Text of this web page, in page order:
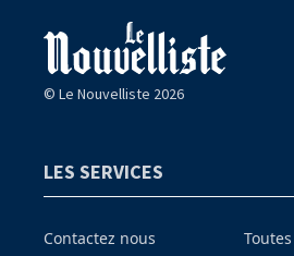
© Le Nouvelliste 2026
LES SERVICES
Contactez nous